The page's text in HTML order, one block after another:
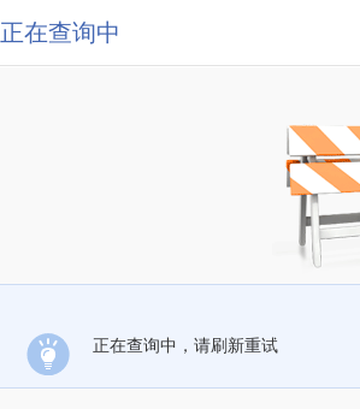
正在查询中
正在查询中，请刷新重试